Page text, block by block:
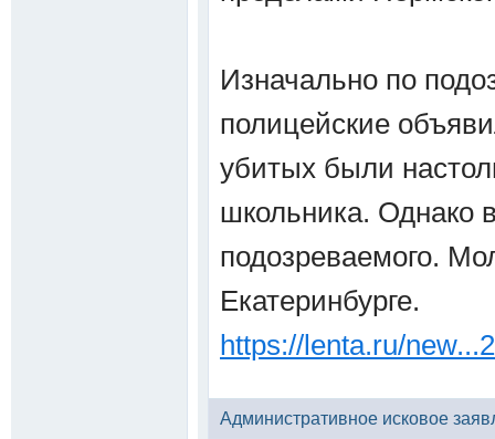
Изначально по
полицейские
убитых были
школьника. Однако
подозреваемого.
Екатеринбурге.
https://lenta.ru/
Административное исковое